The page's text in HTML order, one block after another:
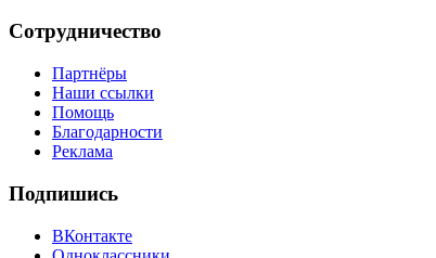
Сотрудничество
Партнёры
Наши ссылки
Помощь
Благодарности
Реклама
Подпишись
ВКонтакте